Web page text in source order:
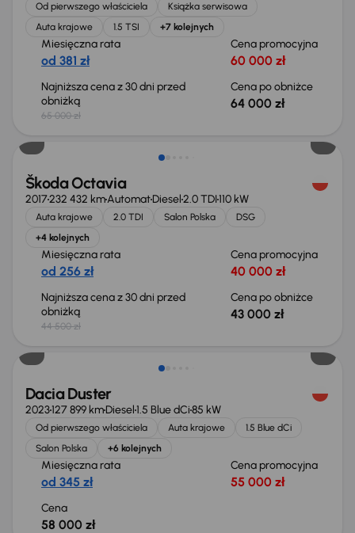
Od pierwszego właściciela
Książka serwisowa
Auta krajowe
1.5 TSI +7 kolejnych
Miesięczna rata
od 381 zł
Cena promocyjna
60 000 zł
Najniższa cena z 30 dni przed
obniżką
65 000 zł
Cena po obniżce
64 000 zł
Taniej o 1 500 zł
Škoda Octavia
2017232 432 kmAutomatDiesel2.0 TDI110 kW
Auta krajowe 2.0 TDI Salon Polska
DSG
+4 kolejnych
Miesięczna rata
od 256 zł
Cena promocyjna
40 000 zł
Najniższa cena z 30 dni przed
obniżką
44 500 zł
Cena po obniżce
43 000 zł
Możliwość odliczenia VAT
Dacia Duster
2023127 899 kmDiesel1.5 Blue dCi85 kW
Od pierwszego właściciela Auta krajowe
1.5 Blue dCi
Salon Polska
+6 kolejnych
Miesięczna rata
od 345 zł
Cena promocyjna
55 000 zł
Cena
58 000 zł